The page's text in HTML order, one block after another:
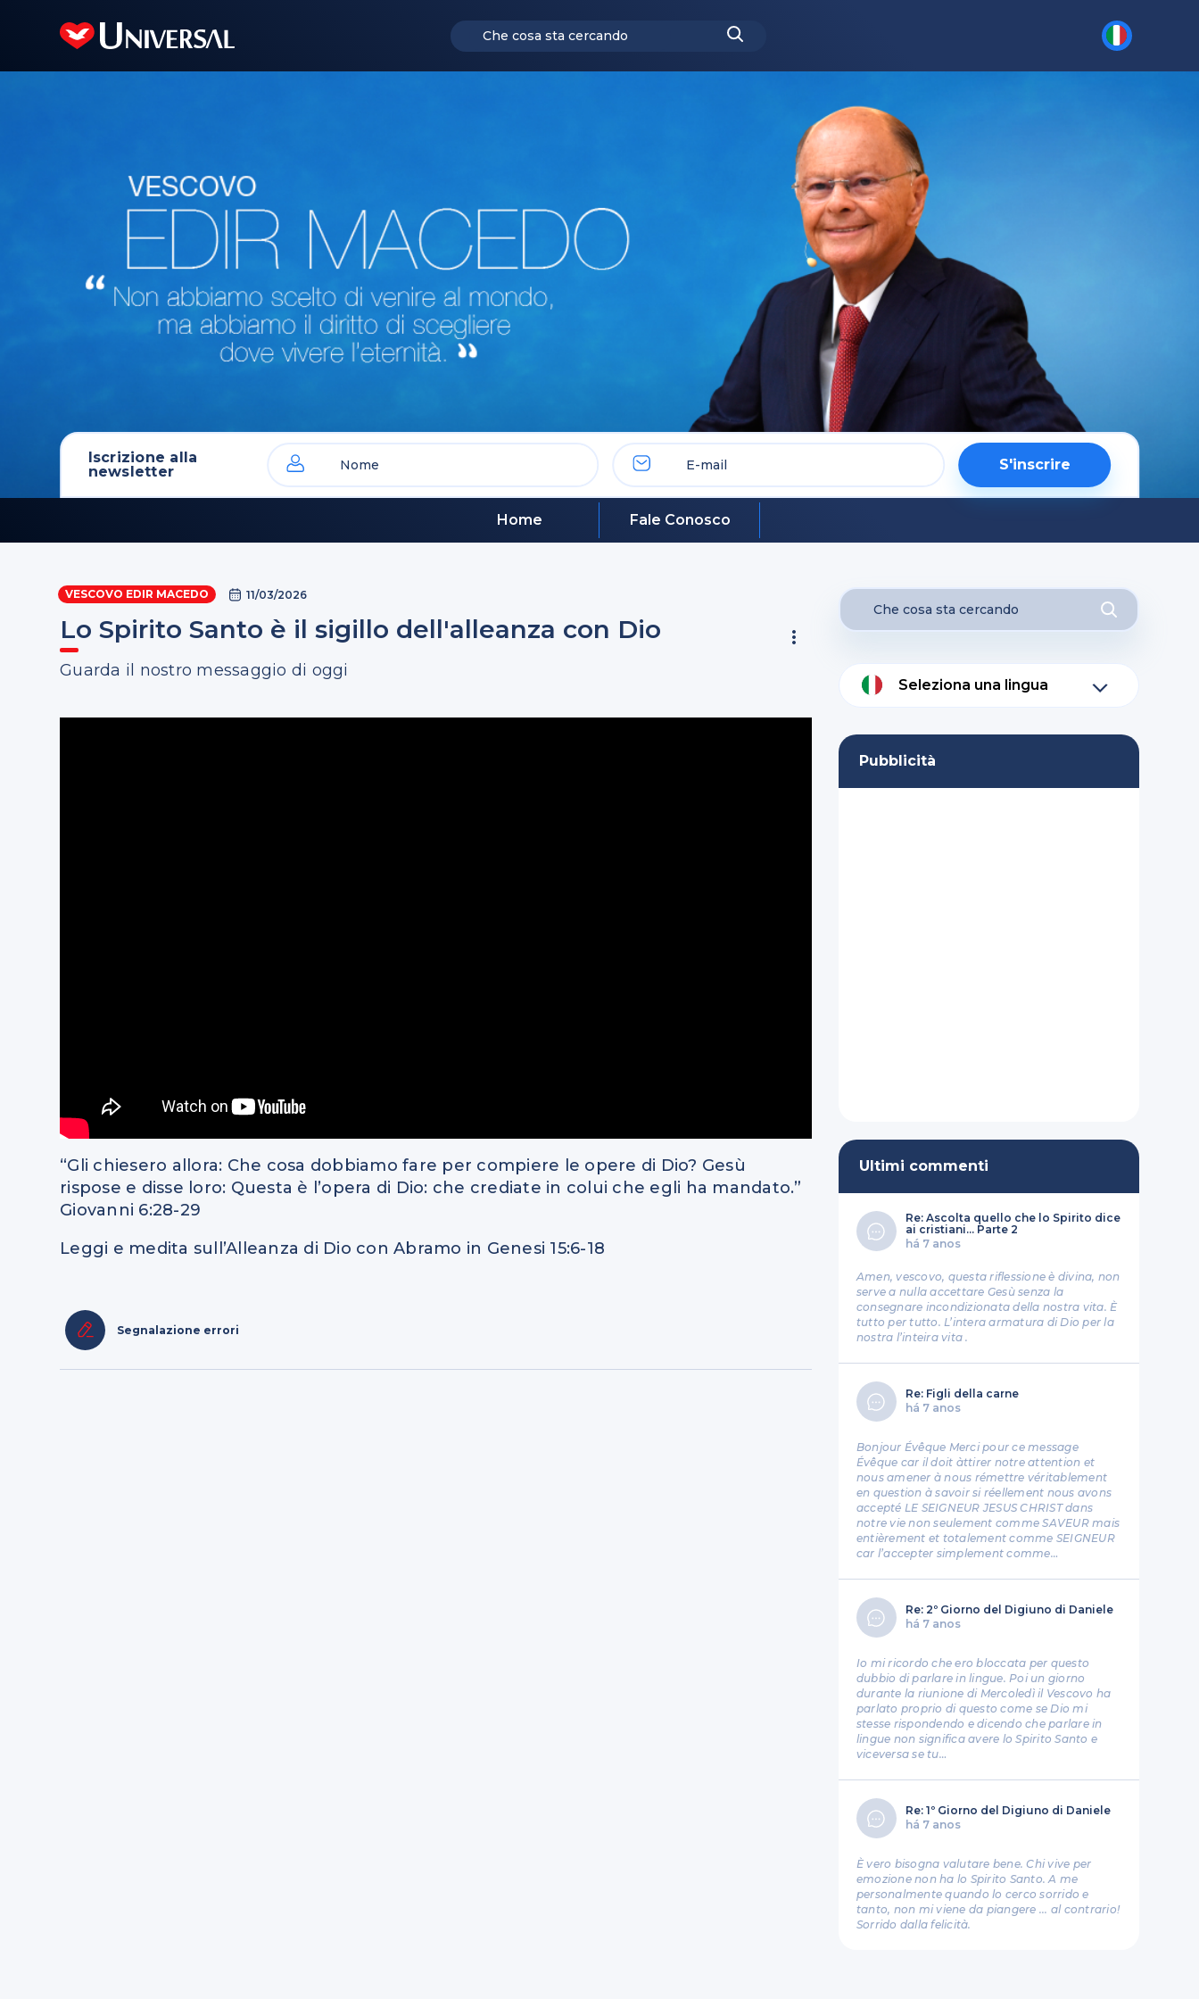
Iscrizione alla
newsletter
S'inscrire
Home Fale Conosco
VESCOVO EDIR MACEDO 11/03/2026
Lo Spirito Santo è il sigillo dell'alleanza con Dio
Guarda il nostro messaggio di oggi
“Gli chiesero allora: Che cosa dobbiamo fare per compiere le opere di Dio? Gesù
rispose e disse loro: Questa è l’opera di Dio: che crediate in colui che egli ha mandato.”
Giovanni 6:28-29
Leggi e medita sull’Alleanza di Dio con Abramo in Genesi 15:6-18
Segnalazione errori
Seleziona una lingua
Pubblicità
Ultimi commenti
Re: Ascolta quello che lo Spirito dice
ai cristiani... Parte 2
há 7 anos
Amen, vescovo, questa riflessione è divina, non
serve a nulla accettare Gesù senza la
consegnare incondizionata della nostra vita. È
tutto per tutto. L’intera armatura di Dio per la
nostra l’inteira vita .
Re: Figli della carne
há 7 anos
Bonjour Évêque Merci pour ce message
Évêque car il doit àttirer notre attention et
nous amener à nous rémettre véritablement
en question à savoir si réellement nous avons
accepté LE SEIGNEUR JESUS CHRIST dans
notre vie non seulement comme SAVEUR mais
entièrement et totalement comme SEIGNEUR
car l’accepter simplement comme…
Re: 2º Giorno del Digiuno di Daniele
há 7 anos
Io mi ricordo che ero bloccata per questo
dubbio di parlare in lingue. Poi un giorno
durante la riunione di Mercoledì il Vescovo ha
parlato proprio di questo come se Dio mi
stesse rispondendo e dicendo che parlare in
lingue non significa avere lo Spirito Santo e
viceversa se tu…
Re: 1º Giorno del Digiuno di Daniele
há 7 anos
È vero bisogna valutare bene. Chi vive per
emozione non ha lo Spirito Santo. A me
personalmente quando lo cerco sorrido e
tanto, non mi viene da piangere ... al contrario!
Sorrido dalla felicità.